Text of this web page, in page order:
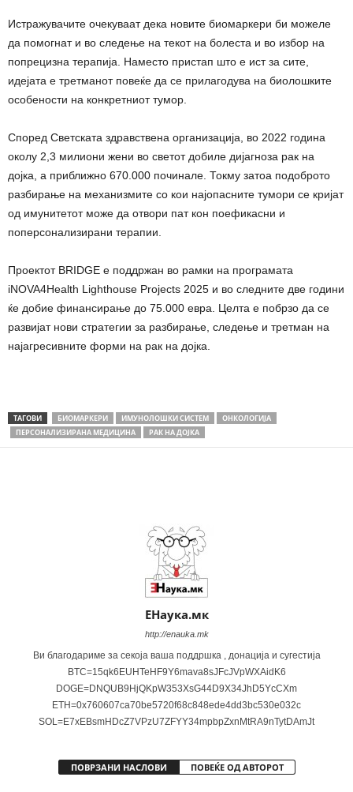
Истражувачите очекуваат дека новите биомаркери би можеле
да помогнат и во следење на текот на болеста и во избор на
попрецизна терапија. Наместо пристап што е ист за сите,
идејата е третманот повеќе да се прилагодува на биолошките
особености на конкретниот тумор.
Според Светската здравствена организација, во 2022 година
околу 2,3 милиони жени во светот добиле дијагноза рак на
дојка, а приближно 670.000 починале. Токму затоа подоброто
разбирање на механизмите со кои најопасните тумори се кријат
од имунитетот може да отвори пат кон поефикасни и
поперсонализирани терапии.
Проектот BRIDGE е поддржан во рамки на програмата
iNOVA4Health Lighthouse Projects 2025 и во следните две години
ќе добие финансирање до 75.000 евра. Целта е побрзо да се
развијат нови стратегии за разбирање, следење и третман на
најагресивните форми на рак на дојка.
ТАГОВИ БИОМАРКЕРИ ИМУНОЛОШКИ СИСТЕМ
ОНКОЛОГИЈА
ПЕРСОНАЛИЗИРАНА МЕДИЦИНА
РАК НА ДОЈКА
ЕНаука.мк
http://enauka.mk
Ви благодариме за секоја ваша поддршка , донација и сугестија
BTC=15qk6EUHTeHF9Y6mava8sJFcJVpWXAidK6
DOGE=DNQUB9HjQKpW353XsG44D9X34JhD5YcCXm
ETH=0x760607ca70be5720f68c848ede4dd3bc530e032c
SOL=E7xEBsmHDcZ7VPzU7ZFYY34mpbpZxnMtRA9nTytDAmJt
ПОВРЗАНИ НАСЛОВИ ПОВЕЌЕ ОД АВТОРОТ